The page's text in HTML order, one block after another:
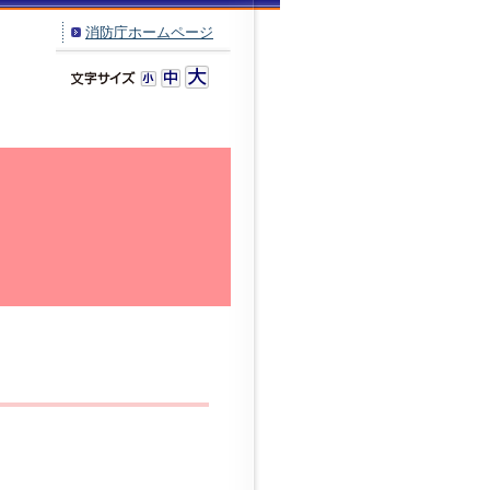
消防庁ホームページ